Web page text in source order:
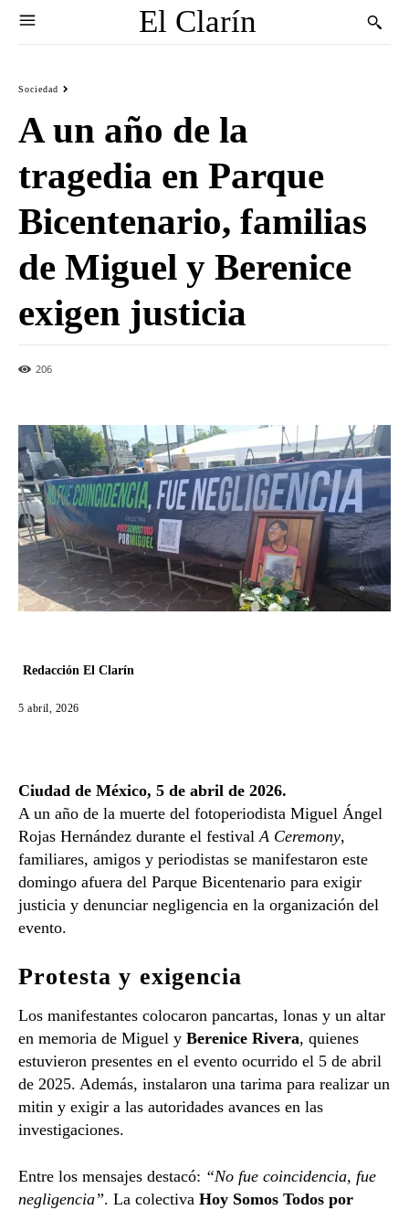
El Clarín
Sociedad
A un año de la
tragedia en Parque
Bicentenario, familias
de Miguel y Berenice
exigen justicia
206
Redacción El Clarín
5 abril, 2026
Ciudad de México, 5 de abril de 2026.
A un año de la muerte del fotoperiodista Miguel Ángel
Rojas Hernández durante el festivalA Ceremony,
familiares, amigos y periodistas se manifestaron este
domingo afuera del Parque Bicentenario para exigir
justicia y denunciar negligencia en la organización del
evento.
Protesta y exigencia
Los manifestantes colocaron pancartas, lonas y un altar
en memoria de Miguel y Berenice Rivera, quienes
estuvieron presentes en el evento ocurrido el 5 de abril
de 2025. Además, instalaron una tarima para realizar un
mitin y exigir a las autoridades avances en las
investigaciones.
Entre los mensajes destacó: “No fue coincidencia, fue
negligencia”. La colectiva Hoy Somos Todos por